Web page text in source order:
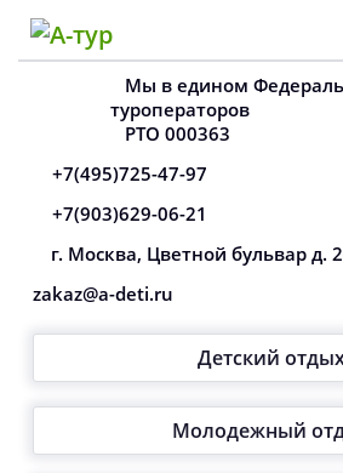
Мы в едином
туроператоров
РТО 000363
+7(495)725-47-97
+7(903)629-06-21
г. Москва, Цветной бульвар д.
zakaz@a-deti.ru
Детский
Молодежный